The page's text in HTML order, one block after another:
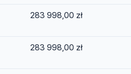
283 998,00 zł
283 998,00 zł